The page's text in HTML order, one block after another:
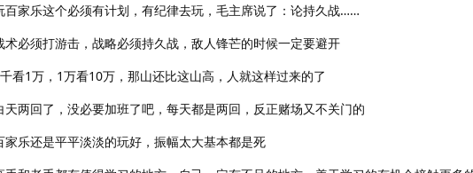
百家乐这个必须有计划，有纪律去玩，毛主席说了：论持久战……
术必须打游击，战略必须持久战，敌人锋芒的时候一定要避开
看1万，1万看10万，那山还比这山高，人就这样过来的了
天两回了，没必要加班了吧，每天都是两回，反正赌场又不关门的
家乐还是平平淡淡的玩好，振幅太大基本都是死